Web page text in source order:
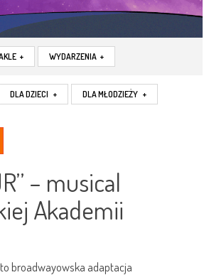
+ WYDARZENIA +
DLA DZIECI + DLA MŁODZIEŻY +
– musical
Akademii
broadwayowska adaptacja